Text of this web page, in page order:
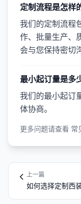
定制流程是怎样
我们的定制流程
作、批量生产、
会与您保持密切
最小起订量是多
我们的最小起订
体协商。
更多问题请查看 常
上一篇
如何选择定制西